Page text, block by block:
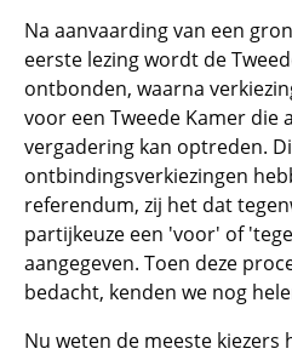
Na aanvaarding van een
eerste lezing wordt de
ontbonden, waarna
voor een Tweede Kamer die
vergadering kan optreden.
ontbindingsverkiezingen
referendum, zij het dat
partijkeuze een 'voor' of
aangegeven. Toen deze
bedacht, kenden we nog
Nu weten de meeste kiezers